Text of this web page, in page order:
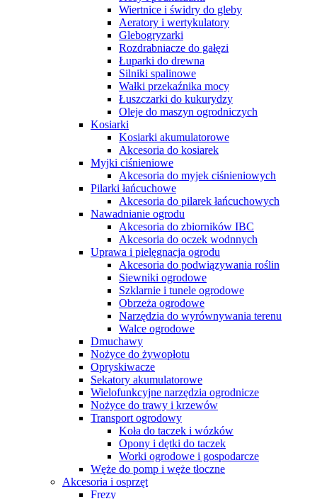
Wiertnice i świdry do gleby
Aeratory i wertykulatory
Glebogryzarki
Rozdrabniacze do gałęzi
Łuparki do drewna
Silniki spalinowe
Wałki przekaźnika mocy
Łuszczarki do kukurydzy
Oleje do maszyn ogrodniczych
Kosiarki
Kosiarki akumulatorowe
Akcesoria do kosiarek
Myjki ciśnieniowe
Akcesoria do myjek ciśnieniowych
Pilarki łańcuchowe
Akcesoria do pilarek łańcuchowych
Nawadnianie ogrodu
Akcesoria do zbiorników IBC
Akcesoria do oczek wodnnych
Uprawa i pielęgnacja ogrodu
Akcesoria do podwiązywania roślin
Siewniki ogrodowe
Szklarnie i tunele ogrodowe
Obrzeża ogrodowe
Narzędzia do wyrównywania terenu
Walce ogrodowe
Dmuchawy
Nożyce do żywopłotu
Opryskiwacze
Sekatory akumulatorowe
Wielofunkcyjne narzędzia ogrodnicze
Nożyce do trawy i krzewów
Transport ogrodowy
Koła do taczek i wózków
Opony i dętki do taczek
Worki ogrodowe i gospodarcze
Węże do pomp i węże tłoczne
Akcesoria i osprzęt
Frezy